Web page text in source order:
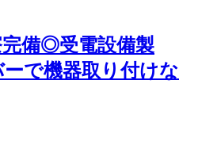
完備◎受電設備製
で機器取り付けな